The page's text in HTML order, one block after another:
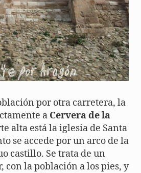
por otra carretera, la
a Cervera de la
alta está la iglesia de Santa
se accede por un arco de la
castillo. Se trata de un
con la población a los pies, y